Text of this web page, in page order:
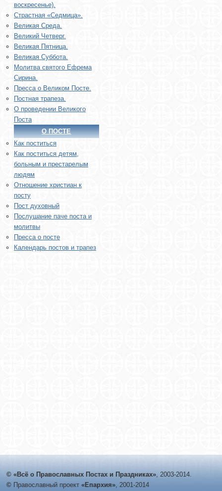
воскресенье).
Страстная «Седмица».
Великая Среда.
Великий Четверг.
Великая Пятница.
Великая Суббота.
Молитва святого Ефрема
Сирина.
Пресса о Великом Посте.
Постная трапеза.
О проведении Великого
Поста
О ПОСТЕ
Как поститься
Как поститься детям,
больным и престарелым
людям
Отношение христиан к
посту
Пост духовный
Послушание паче поста и
молитвы
Пресса о посте
Календарь постов и трапез
© «Всё о Православных Постах и Праздниках», 2003-2014.
© Православный проект «Епархия», 2001-2014